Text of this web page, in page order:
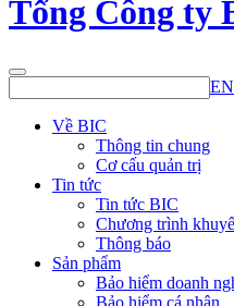
Tổng Công ty
EN
Về BIC
Thông tin chung
Cơ cấu quản trị
Tin tức
Tin tức BIC
Chương trình
Thông báo
Sản phẩm
Bảo hiểm doanh
Bảo hiểm cá nhân